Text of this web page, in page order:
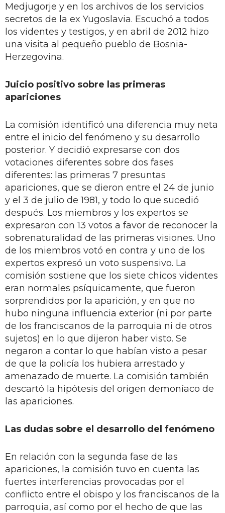
Medjugorje y en los archivos de los servicios
secretos de la ex Yugoslavia. Escuchó a todos
los videntes y testigos, y en abril de 2012 hizo
una visita al pequeño pueblo de Bosnia-
Herzegovina.
Juicio positivo sobre las primeras
apariciones
La comisión identificó una diferencia muy neta
entre el inicio del fenómeno y su desarrollo
posterior. Y decidió expresarse con dos
votaciones diferentes sobre dos fases
diferentes: las primeras 7 presuntas
apariciones, que se dieron entre el 24 de junio
y el 3 de julio de 1981, y todo lo que sucedió
después. Los miembros y los expertos se
expresaron con 13 votos a favor de reconocer la
sobrenaturalidad de las primeras visiones. Uno
de los miembros votó en contra y uno de los
expertos expresó un voto suspensivo. La
comisión sostiene que los siete chicos videntes
eran normales psíquicamente, que fueron
sorprendidos por la aparición, y en que no
hubo ninguna influencia exterior (ni por parte
de los franciscanos de la parroquia ni de otros
sujetos) en lo que dijeron haber visto. Se
negaron a contar lo que habían visto a pesar
de que la policía los hubiera arrestado y
amenazado de muerte. La comisión también
descartó la hipótesis del origen demoníaco de
las apariciones.
Las dudas sobre el desarrollo del fenómeno
En relación con la segunda fase de las
apariciones, la comisión tuvo en cuenta las
fuertes interferencias provocadas por el
conflicto entre el obispo y los franciscanos de la
parroquia, así como por el hecho de que las